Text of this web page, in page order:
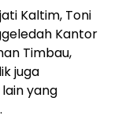
Kaltim, Toni
Kantor
Timbau,
juga
yang